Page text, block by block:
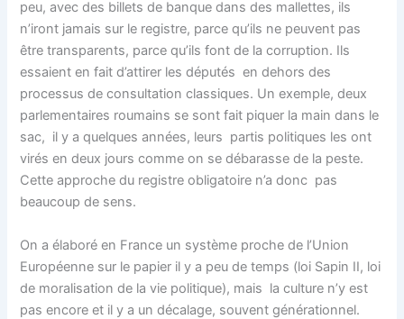
peu, avec des billets de banque dans des mallettes, ils
n’iront jamais sur le registre, parce qu’ils ne peuvent pas
être transparents, parce qu’ils font de la corruption. Ils
essaient en fait d’attirer les députés en dehors des
processus de consultation classiques. Un exemple, deux
parlementaires roumains se sont fait piquer la main dans le
sac, il y a quelques années, leurs partis politiques les ont
virés en deux jours comme on se débarasse de la peste.
Cette approche du registre obligatoire n’a donc pas
beaucoup de sens.
On a élaboré en France un système proche de l’Union
Européenne sur le papier il y a peu de temps (loi Sapin II, loi
de moralisation de la vie politique), mais la culture n’y est
pas encore et il y a un décalage, souvent générationnel.